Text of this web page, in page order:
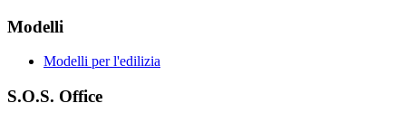
Modelli
Modelli per l'edilizia
S.O.S. Office